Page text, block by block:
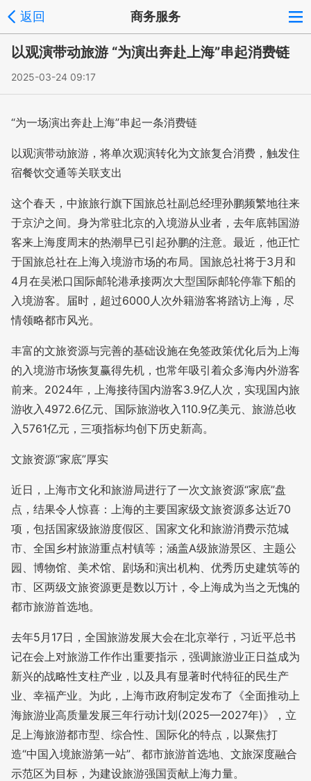
返回 商务服务
以观演带动旅游 “为演出奔赴上海”串起消费链
2025-03-24 09:17
“为一场演出奔赴上海”串起一条消费链
以观演带动旅游，将单次观演转化为文旅复合消费，触发住
宿餐饮交通等关联支出
这个春天，中旅旅行旗下国旅总社副总经理孙鹏频繁地往来
于京沪之间。身为常驻北京的入境游从业者，去年底韩国游
客来上海度周末的热潮早已引起孙鹏的注意。最近，他正忙
于国旅总社在上海入境游市场的布局。国旅总社将于3月和
4月在吴淞口国际邮轮港承接两次大型国际邮轮停靠下船的
入境游客。届时，超过6000人次外籍游客将踏访上海，尽
情领略都市风光。
丰富的文旅资源与完善的基础设施在免签政策优化后为上海
的入境游市场恢复赢得先机，也常年吸引着众多海内外游客
前来。2024年，上海接待国内游客3.9亿人次，实现国内旅
游收入4972.6亿元、国际旅游收入110.9亿美元、旅游总收
入5761亿元，三项指标均创下历史新高。
文旅资源“家底”厚实
近日，上海市文化和旅游局进行了一次文旅资源“家底”盘
点，结果令人惊喜：上海的主要国家级文旅资源多达近70
项，包括国家级旅游度假区、国家文化和旅游消费示范城
市、全国乡村旅游重点村镇等；涵盖A级旅游景区、主题公
园、博物馆、美术馆、剧场和演出机构、优秀历史建筑等的
市、区两级文旅资源更是数以万计，令上海成为当之无愧的
都市旅游首选地。
去年5月17日，全国旅游发展大会在北京举行，习近平总书
记在会上对旅游工作作出重要指示，强调旅游业正日益成为
新兴的战略性支柱产业，以及具有显著时代特征的民生产
业、幸福产业。为此，上海市政府制定发布了《全面推动上
海旅游业高质量发展三年行动计划(2025—2027年)》，立
足上海旅游都市型、综合性、国际化的特点，以聚焦打
造“中国入境旅游第一站”、都市旅游首选地、文旅深度融合
示范区为目标，为建设旅游强国贡献上海力量。